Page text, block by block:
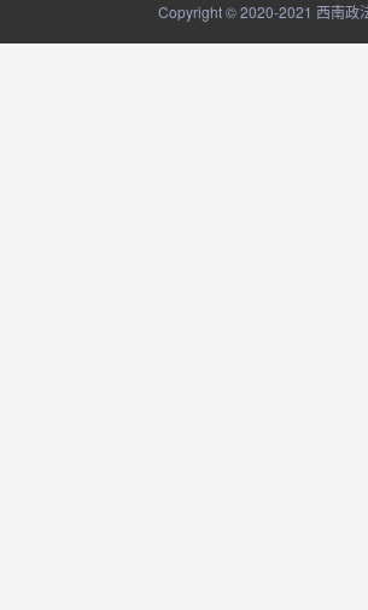
Copyright © 2020-2021 西南政